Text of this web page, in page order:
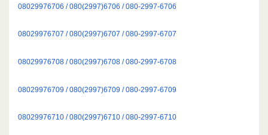
08029976706 / 080(2997)6706 / 080-2997-6706
08029976707 / 080(2997)6707 / 080-2997-6707
08029976708 / 080(2997)6708 / 080-2997-6708
08029976709 / 080(2997)6709 / 080-2997-6709
08029976710 / 080(2997)6710 / 080-2997-6710